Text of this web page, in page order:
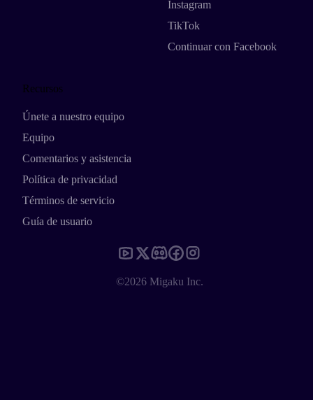
Instagram
TikTok
Continuar con Facebook
Recursos
Únete a nuestro equipo
Equipo
Comentarios y asistencia
Política de privacidad
Términos de servicio
Guía de usuario
©2026 Migaku Inc.